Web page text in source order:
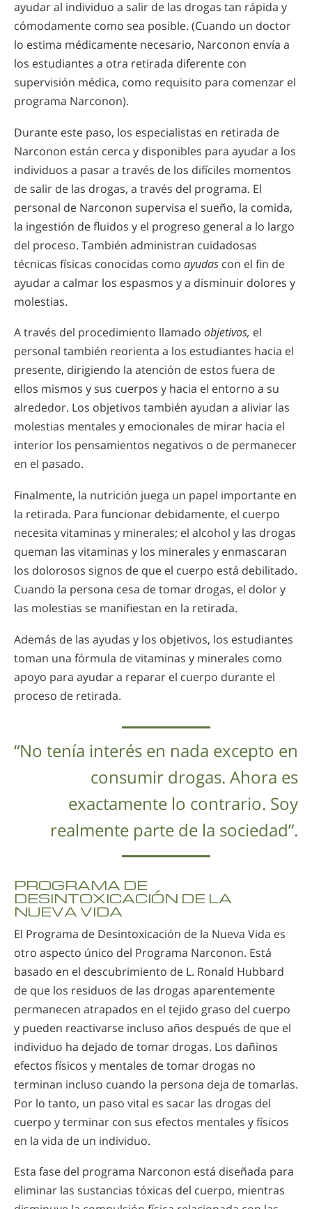
ayudar al individuo a salir de las drogas tan rápida y
cómodamente como sea posible. (Cuando un doctor
lo estima médicamente necesario, Narconon envía a
los estudiantes a otra retirada diferente con
supervisión médica, como requisito para comenzar el
programa Narconon).
Durante este paso, los especialistas en retirada de
Narconon están cerca y disponibles para ayudar a los
individuos a pasar a través de los difíciles momentos
de salir de las drogas, a través del programa. El
personal de Narconon supervisa el sueño, la comida,
la ingestión de fluidos y el progreso general a lo largo
del proceso. También administran cuidadosas
técnicas físicas conocidas como ayudas con el fin de
ayudar a calmar los espasmos y a disminuir dolores y
molestias.
A través del procedimiento llamado objetivos, el
personal también reorienta a los estudiantes hacia el
presente, dirigiendo la atención de estos fuera de
ellos mismos y sus cuerpos y hacia el entorno a su
alrededor. Los objetivos también ayudan a aliviar las
molestias mentales y emocionales de mirar hacia el
interior los pensamientos negativos o de permanecer
en el pasado.
Finalmente, la nutrición juega un papel importante en
la retirada. Para funcionar debidamente, el cuerpo
necesita vitaminas y minerales; el alcohol y las drogas
queman las vitaminas y los minerales y enmascaran
los dolorosos signos de que el cuerpo está debilitado.
Cuando la persona cesa de tomar drogas, el dolor y
las molestias se manifiestan en la retirada.
Además de las ayudas y los objetivos, los estudiantes
toman una fórmula de vitaminas y minerales como
apoyo para ayudar a reparar el cuerpo durante el
proceso de retirada.
“No tenía interés en nada excepto en
consumir drogas. Ahora es
exactamente lo contrario. Soy
realmente parte de la sociedad”.
PROGRAMA DE
DESINTOXICACIÓN DE LA
NUEVA VIDA
El Programa de Desintoxicación de la Nueva Vida es
otro aspecto único del Programa Narconon. Está
basado en el descubrimiento de L. Ronald Hubbard
de que los residuos de las drogas aparentemente
permanecen atrapados en el tejido graso del cuerpo
y pueden reactivarse incluso años después de que el
individuo ha dejado de tomar drogas. Los dañinos
efectos físicos y mentales de tomar drogas no
terminan incluso cuando la persona deja de tomarlas.
Por lo tanto, un paso vital es sacar las drogas del
cuerpo y terminar con sus efectos mentales y físicos
en la vida de un individuo.
Esta fase del programa Narconon está diseñada para
eliminar las sustancias tóxicas del cuerpo, mientras